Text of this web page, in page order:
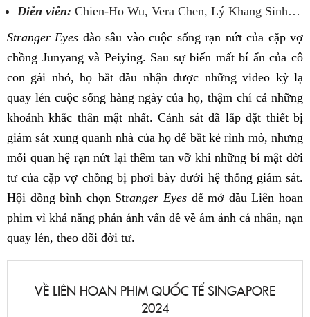
Diễn viên: Chien-Ho Wu, Vera Chen, Lý Khang Sinh…
Stranger Eyes đào sâu vào cuộc sống rạn nứt của cặp vợ
chồng Junyang và Peiying. Sau sự biến mất bí ẩn của cô
con gái nhỏ, họ bắt đầu nhận được những video kỳ lạ
quay lén cuộc sống hàng ngày của họ, thậm chí cả những
khoảnh khắc thân mật nhất. Cảnh sát đã lắp đặt thiết bị
giám sát xung quanh nhà của họ để bắt kẻ rình mò, nhưng
mối quan hệ rạn nứt lại thêm tan vỡ khi những bí mật đời
tư của cặp vợ chồng bị phơi bày dưới hệ thống giám sát.
Hội đồng bình chọn Stranger Eyes để mở đầu Liên hoan
phim vì khả năng phản ánh vấn đề về ám ảnh cá nhân, nạn
quay lén, theo dõi đời tư.
VỀ LIÊN HOAN PHIM QUỐC TẾ SINGAPORE
2024